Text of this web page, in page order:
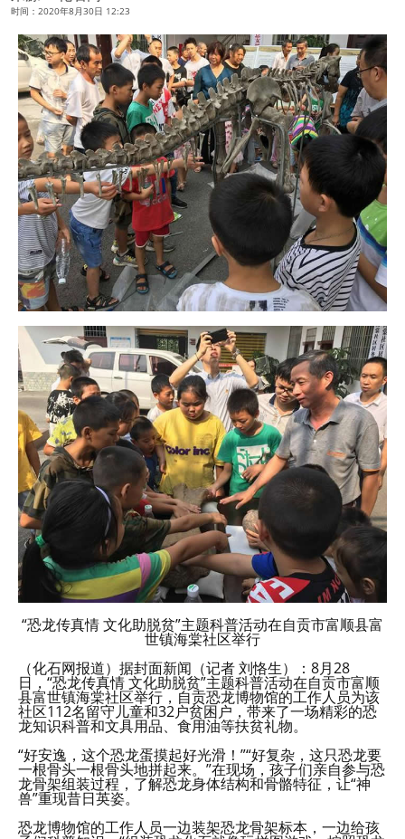
时间：2020年8月30日 12:23
“恐龙传真情 文化助脱贫”主题科普活动在自贡市富顺县富
世镇海棠社区举行
（化石网报道）据封面新闻（记者 刘恪生）：8月28
日，“恐龙传真情 文化助脱贫”主题科普活动在自贡市富顺
县富世镇海棠社区举行，自贡恐龙博物馆的工作人员为该
社区112名留守儿童和32户贫困户，带来了一场精彩的恐
龙知识科普和文具用品、食用油等扶贫礼物。
“好安逸，这个恐龙蛋摸起好光滑！”“好复杂，这只恐龙要
一根骨头一根骨头地拼起来。”在现场，孩子们亲自参与恐
龙骨架组装过程，了解恐龙身体结构和骨骼特征，让“神
兽”重现昔日英姿。
恐龙博物馆的工作人员一边装架恐龙骨架标本，一边给孩